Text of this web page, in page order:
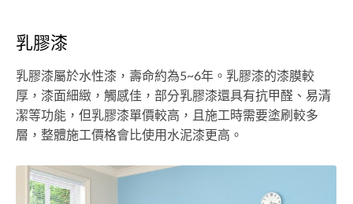
乳膠漆
乳膠漆屬於水性漆，壽命約為5~6年。乳膠漆的漆膜較
厚，漆面細緻，觸感佳，部分乳膠漆還具有抗甲醛、易清
潔等功能，但乳膠漆單價較高，且施工時需要塗刷較多
層，整體施工價格會比使用水泥漆更高。